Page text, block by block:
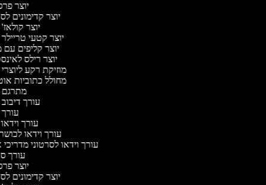
יוצר
יוצר קדימונים
יוצר
יוצר קטעי
יוצר קליפים
יוצר רילס
מוזיקת רקע
מחולל כתוביות
עורך
עורך
עורך וידאו
עורך וידאו לסרטוני
עורך
יוצר
יוצר קדימונים